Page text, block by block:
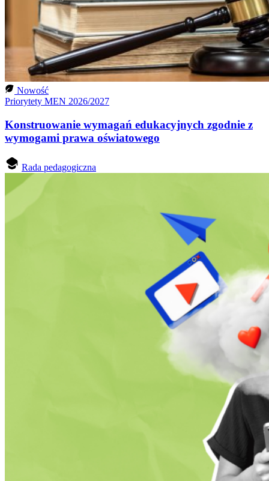
Nowość
Priorytety MEN 2026/2027
Konstruowanie wymagań edukacyjnych zgodnie z
wymogami prawa oświatowego
Rada pedagogiczna